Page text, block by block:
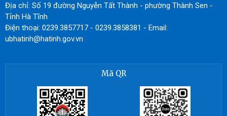
Địa chỉ: Số 19 đường Nguyễn Tất Thành - phường Thành Sen -
Tỉnh Hà Tĩnh
Điện thoại: 0239.3857717 - 0239.3858381 - Email:
ubhatinh@hatinh.gov.vn
Mã QR